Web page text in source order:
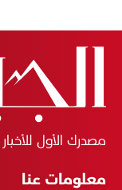
مصدرك الأول
معلومات عنا